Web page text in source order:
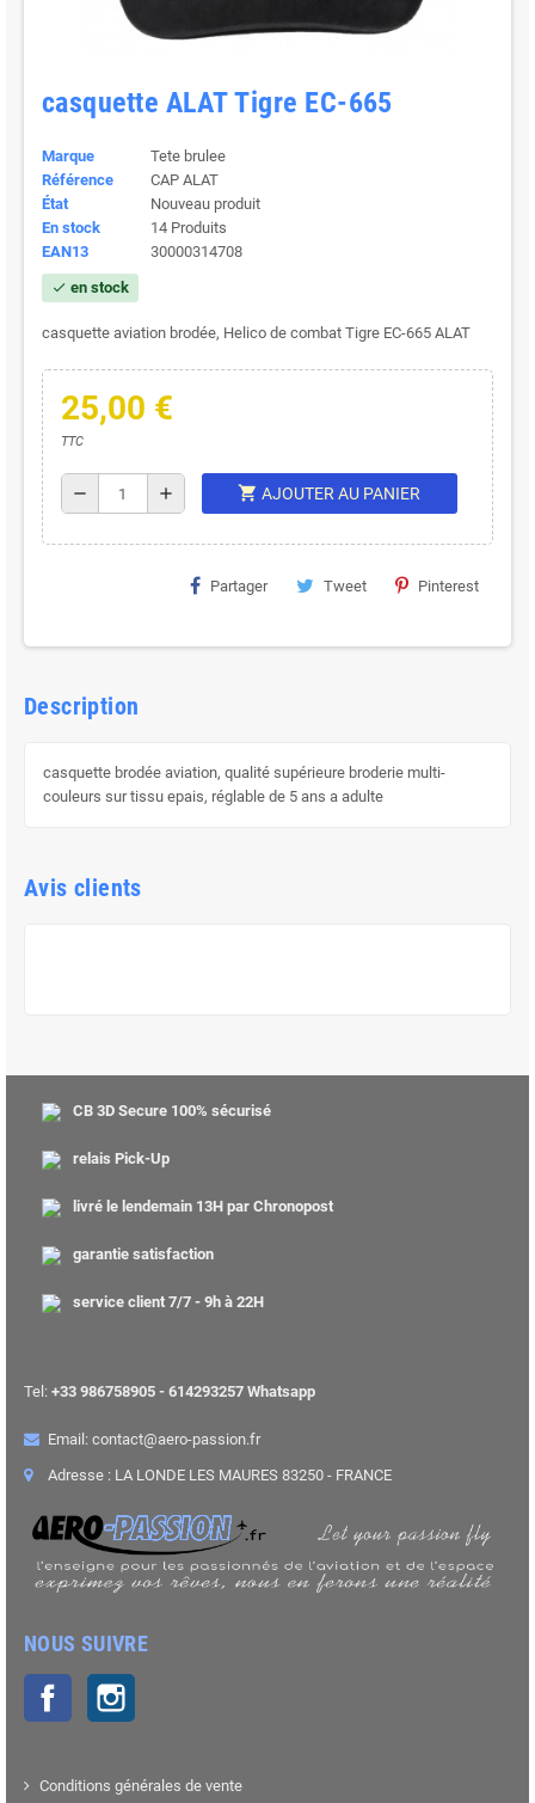
casquette ALAT Tigre EC-665
Marque
Tete brulee
Référence
CAP ALAT
État
Nouveau produit
En stock
14 Produits
EAN13
30000314708
check en stock
casquette aviation brodée, Helico de combat Tigre EC-665 ALAT
25,00 €
TTC
remove add shopping_cart AJOUTER AU PANIER
Partager Tweet Pinterest
Description
casquette brodée aviation, qualité supérieure broderie multi-
couleurs sur tissu epais, réglable de 5 ans a adulte
Avis clients
CB 3D Secure 100% sécurisé
relais Pick-Up
livré le lendemain 13H par Chronopost
garantie satisfaction
service client 7/7 - 9h à 22H
Tel: +33 986758905 - 614293257 Whatsapp
Email: contact@aero-passion.fr
Adresse : LA LONDE LES MAURES 83250 - FRANCE
NOUS SUIVRE
Facebook
Conditions générales de vente